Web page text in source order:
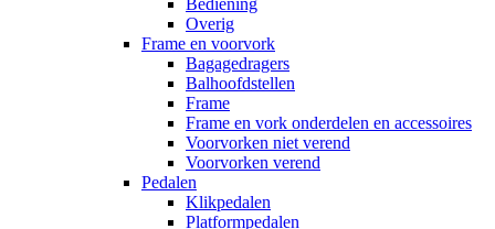
Bediening
Overig
Frame en voorvork
Bagagedragers
Balhoofdstellen
Frame
Frame en vork onderdelen en accessoires
Voorvorken niet verend
Voorvorken verend
Pedalen
Klikpedalen
Platformpedalen